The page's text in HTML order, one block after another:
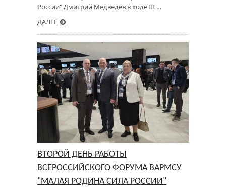
России" Дмитрий Медведев в ходе III …
ДАЛЕЕ
ВТОРОЙ ДЕНЬ РАБОТЫ
ВСЕРОССИЙСКОГО ФОРУМА ВАРМСУ
"МАЛАЯ РОДИНА СИЛА РОССИИ"